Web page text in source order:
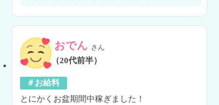
おでん さん
（20代前半）
＃お給料
とにかくお盆期間中稼ぎました！